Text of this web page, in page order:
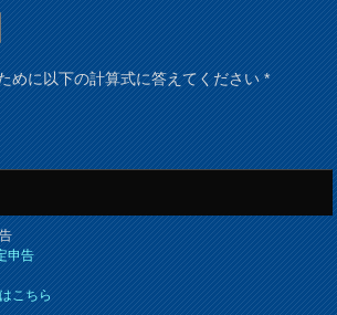
めに以下の計算式に答えてください*
申告
こちら